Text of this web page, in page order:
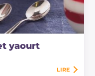
yaourt
LIRE